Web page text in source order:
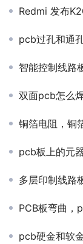
Redmi 发布
pcb过孔和通
智能控制线路
双面pcb怎么
铜箔电阻，铜
pcb板上的元
多层印制线路
PCB板弯曲，
pcb硬金和软